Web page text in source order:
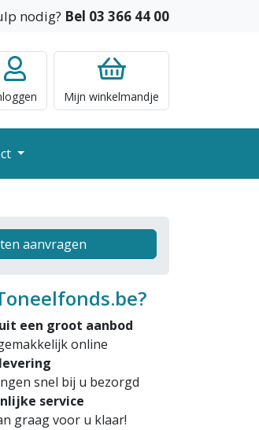
nodig? Bel 03 366 44 00
Mijn winkelmandje
aanvragen
een groot aanbod
online
snel bij u bezorgd
service
graag voor u klaar!